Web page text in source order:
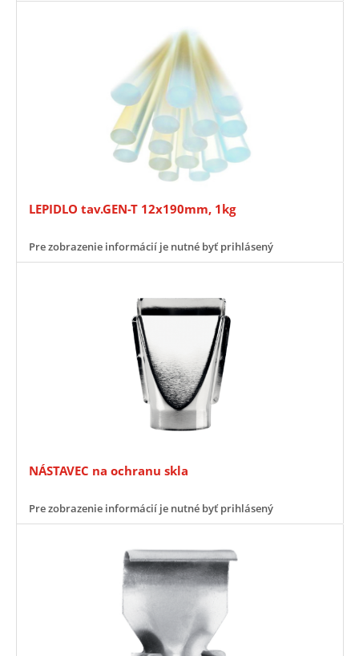
LEPIDLO tav.GEN-T 12x190mm, 1kg
Pre zobrazenie informácií je nutné byť prihlásený
NÁSTAVEC na ochranu skla
Pre zobrazenie informácií je nutné byť prihlásený